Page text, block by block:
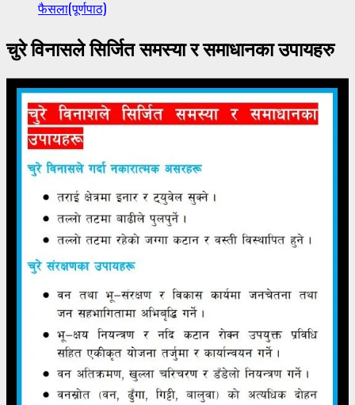
फैसला(पूर्णपाठ)
चुरे विनासले सिर्जित समस्या र समाधानका उपायहरु